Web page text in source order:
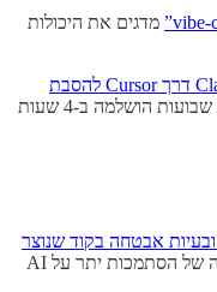
מדגים את היכולות
השתמש ב-Claude דרך Cursor להסבת
הושלמה ב-4 שעות
אבטחה בקוד שנוצר
- הומור על המגמה החדשה של הסתמכות יתר על AI